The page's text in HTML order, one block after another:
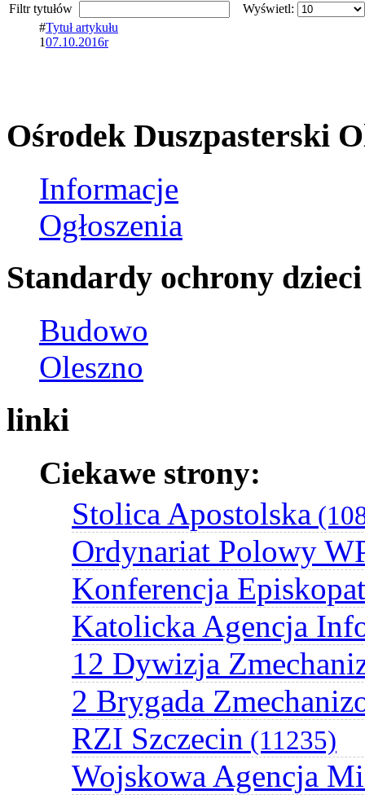
Filtr tytułów
Wyświetl:
#Tytuł artykułu
107.10.2016r
Ośrodek Duszpasterski
Informacje
Ogłoszenia
Standardy ochrony dzieci
Budowo
Oleszno
linki
Ciekawe strony:
Stolica Apostolska
Ordynariat Polowy
Konferencja
Katolicka Agencja
12 Dywizja
2 Brygada
RZI Szczecin (11235)
Wojskowa Agencja